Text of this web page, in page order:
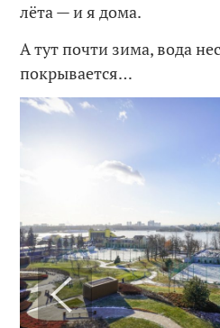
лёта — и я дома.
А тут почти зима, вода
покрывается…